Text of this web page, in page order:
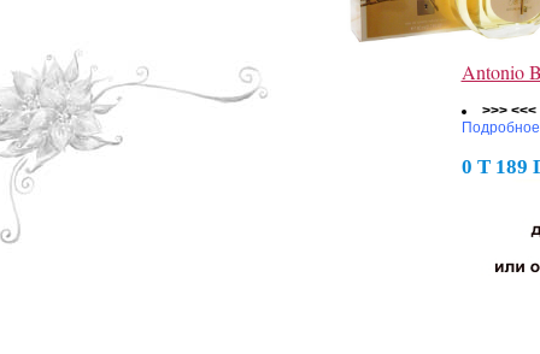
Antonio
>>> <<<
0 Т 189